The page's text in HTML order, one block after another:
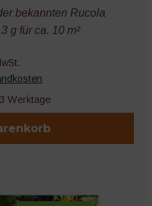
bekannten Rucola
g für ca. 10 m²
Werktage